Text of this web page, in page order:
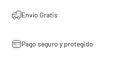
Envío Gratis
Pago seguro y protegido